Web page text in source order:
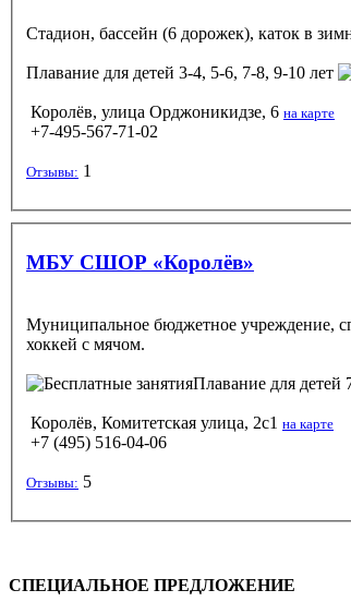
Стадион, бассейн (6 дорожек), каток в
Плавание для детей 3-4, 5-6, 7-8, 9-10 лет
Королёв, улица Орджоникидзе, 6 на карте
+7-495-567‑71-02
Отзывы: 1
МБУ СШОР «Королёв»
Муниципальное бюджетное учреждение,
хоккей с мячом.
Плавание для детей
Королёв, Комитетская улица, 2с1 на карте
+7 (495) 516-04-06
Отзывы: 5
СПЕЦИАЛЬНОЕ ПРЕДЛОЖЕНИЕ